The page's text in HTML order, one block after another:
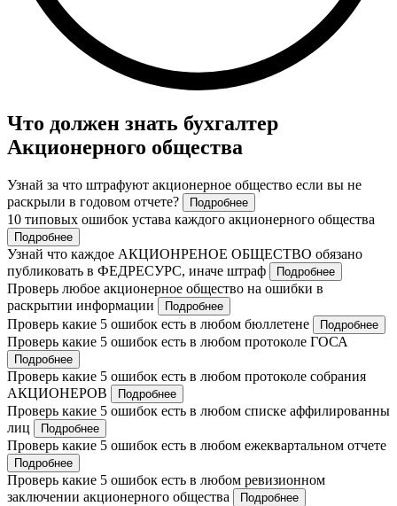
Что должен знать бухгалтер
Акционерного общества
Узнай за что штрафуют акционерное общество если вы не
раскрыли в годовом отчете?
Подробнее
10 типовых ошибок устава каждого акционерного общества
Подробнее
Узнай что каждое АКЦИОНРЕНОЕ ОБЩЕСТВО обязано
публиковать в ФЕДРЕСУРС, иначе штраф
Подробнее
Проверь любое акционерное общество на ошибки в
раскрытии информации
Подробнее
Проверь какие 5 ошибок есть в любом бюллетене Подробнее
Проверь какие 5 ошибок есть в любом протоколе ГОСА
Подробнее
Проверь какие 5 ошибок есть в любом протоколе собрания
АКЦИОНЕРОВ
Подробнее
Проверь какие 5 ошибок есть в любом списке аффилированны
лиц
Подробнее
Проверь какие 5 ошибок есть в любом ежеквартальном отчете
Подробнее
Проверь какие 5 ошибок есть в любом ревизионном
заключении акционерного общества
Подробнее